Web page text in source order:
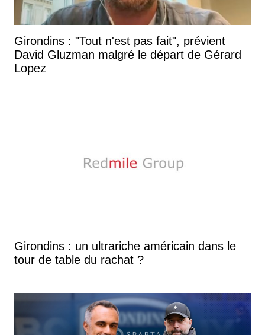
Girondins : "Tout n'est pas fait", prévient
David Gluzman malgré le départ de Gérard
Lopez
Girondins : un ultrariche américain dans le
tour de table du rachat ?